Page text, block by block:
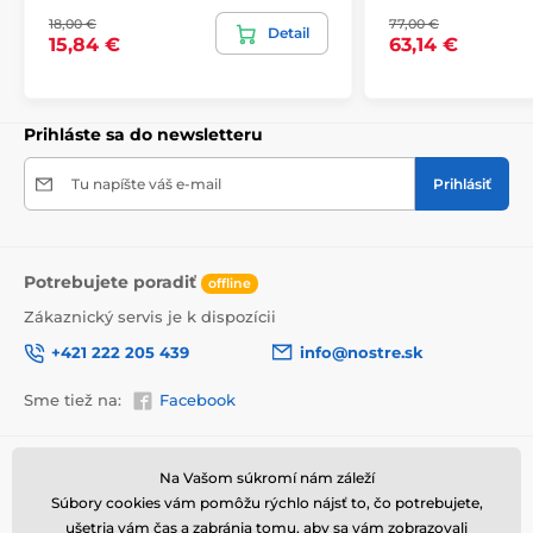
bezpečne doručený až k vám domov. Preto po
dôkladnom odkontrolovaní kvality balíme obrazy do
hrubej bublinkovej fólie.Obraz vám je doručený
o krehkom tovare, čo znižuje mieru poškodenia počas
Výhody obrazov na plátne
18,00 €
15,84 €
Detail 77,00 €
63,14 €
Prihláste sa do newsletteru
Tu napíšte váš e-mail Prihlásiť
Potrebujete poradiť offline
Zákaznický servis je k dispozícii
+421 222 205 439
info@nostre.sk
Sme tiež na: Facebook
Informácie o nákupe
Obchodné a reklamačné
podmienky
Užitočné informácie
Často kladené otázky
Na Vašom súkromí nám záleží
Súbory cookies vám pomôžu rýchlo nájsť to, čo potrebujete,
ušetria vám čas a zabránia tomu, aby sa vám zobrazovali